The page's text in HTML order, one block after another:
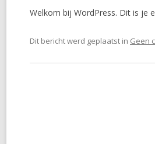
Welkom bij WordPress. Dit is je
Dit bericht werd geplaatst in Geen